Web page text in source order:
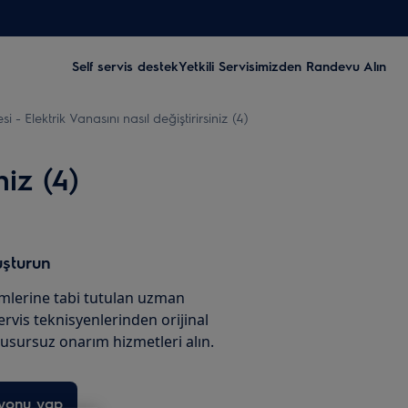
Self servis destekYetkili Servisimizden Randevu Alın
- Elektrik Vanasını nasıl değiştirirsiniz (4)
(4)
tabi tutulan uzman
teknisyenlerinden orijinal
onarım hizmetleri alın.
yap